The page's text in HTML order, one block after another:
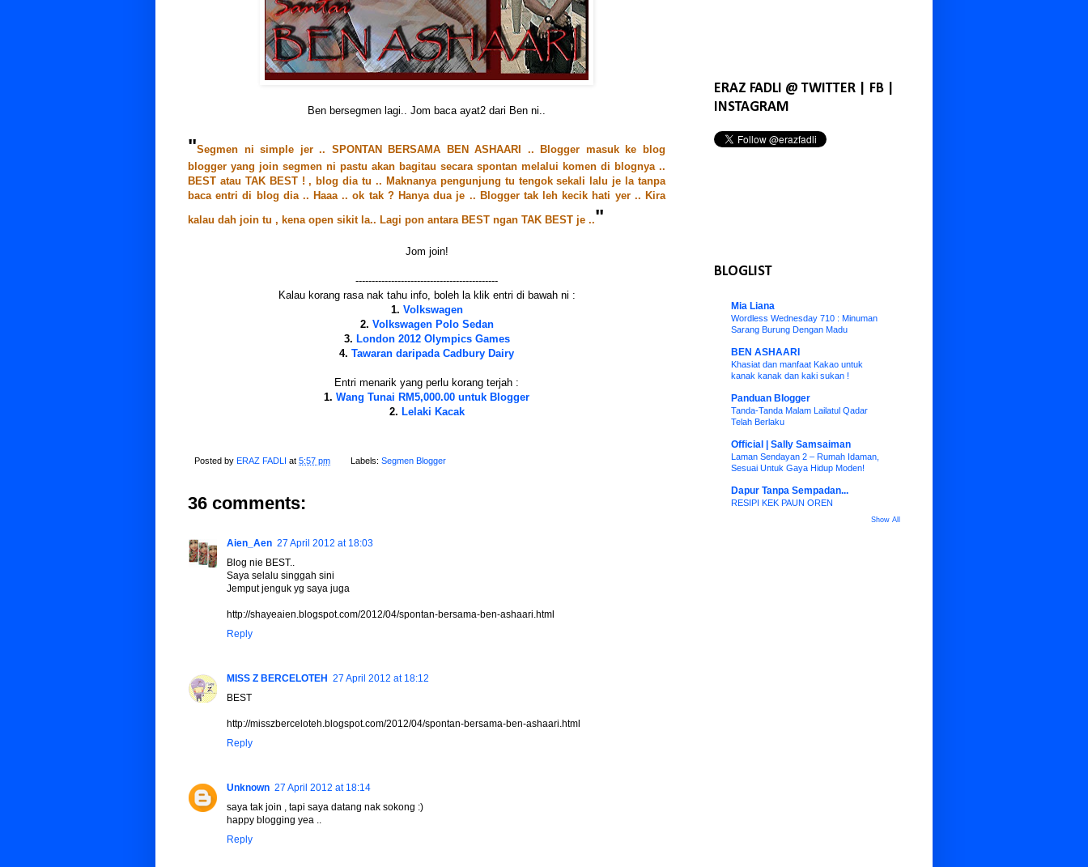
Ben bersegmen lagi.. Jom baca ayat2 dari Ben ni..
"Segmen ni simple jer .. SPONTAN BERSAMA BEN ASHAARI .. Blogger masuk ke blog
blogger yang join segmen ni pastu akan bagitau secara spontan melalui komen di blognya ..
BEST atau TAK BEST ! , blog dia tu .. Maknanya pengunjung tu tengok sekali lalu je la tanpa
baca entri di blog dia .. Haaa .. ok tak ? Hanya dua je .. Blogger tak leh kecik hati yer .. Kira
kalau dah join tu , kena open sikit la.. Lagi pon antara BEST ngan TAK BEST je .."
Jom join!
--------------------------------------------
Kalau korang rasa nak tahu info, boleh la klik entri di bawah ni :
1. Volkswagen
2. Volkswagen Polo Sedan
3. London 2012 Olympics Games
4. Tawaran daripada Cadbury Dairy
Entri menarik yang perlu korang terjah :
1. Wang Tunai RM5,000.00 untuk Blogger
2. Lelaki Kacak
Posted by ERAZ FADLI at 5:57 pm Labels: Segmen Blogger
36 comments:
Aien_Aen 27 April 2012 at 18:03
Blog nie BEST..
Saya selalu singgah sini
Jemput jenguk yg saya juga
http://shayeaien.blogspot.com/2012/04/spontan-bersama-ben-ashaari.html
Reply
MISS Z BERCELOTEH 27 April 2012 at 18:12
BEST
http://misszberceloteh.blogspot.com/2012/04/spontan-bersama-ben-ashaari.html
Reply
Unknown 27 April 2012 at 18:14
saya tak join , tapi saya datang nak sokong :)
happy blogging yea ..
Reply
ERAZ FADLI @ TWITTER | FB |
INSTAGRAM
BLOGLIST
Mia Liana
Wordless Wednesday 710 : Minuman
Sarang Burung Dengan Madu
BEN ASHAARI
Khasiat dan manfaat Kakao untuk
kanak kanak dan kaki sukan !
Panduan Blogger
Tanda-Tanda Malam Lailatul Qadar
Telah Berlaku
Official | Sally Samsaiman
Laman Sendayan 2 – Rumah Idaman,
Sesuai Untuk Gaya Hidup Moden!
Dapur Tanpa Sempadan...
RESIPI KEK PAUN OREN
Show All